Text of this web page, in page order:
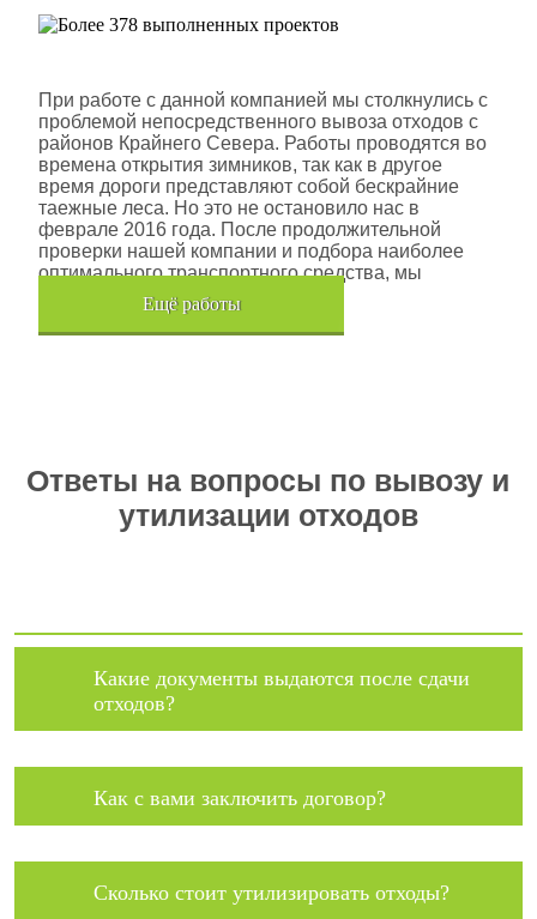
При работе с данной компанией мы столкнулись с
проблемой непосредственного вывоза отходов с
районов Крайнего Севера. Работы проводятся во
времена открытия зимников, так как в другое
время дороги представляют собой бескрайние
таежные леса. Но это не остановило нас в
феврале 2016 года. После продолжительной
проверки нашей компании и подбора наиболее
оптимального транспортного средства, мы
помогли данной компании.
Eщё работы
Ответы на вопросы по вывозу и
утилизации отходов
Какие документы выдаются после сдачи
отходов?
Как с вами заключить договор?
Сколько стоит утилизировать отходы?